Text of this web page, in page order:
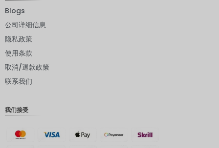
Blogs
公司详细信息
隐私政策
使用条款
取消/退款政策
联系我们
我们接受